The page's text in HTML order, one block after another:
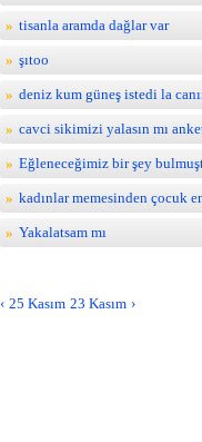
tisanla aramda dağlar var
şıtoo
deniz kum güneş istedi la
cavci sikimizi yalasın mı
Eğleneceğimiz bir şey
kadınlar memesinden çocuk
Yakalatsam mı
25 Kasım 23 Kasım